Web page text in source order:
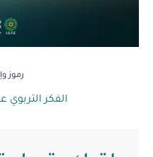
رموز
الفكر التربوي